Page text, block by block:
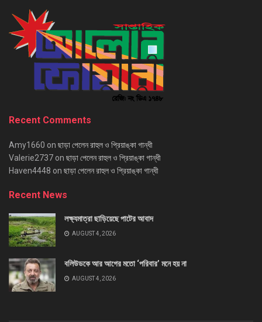
Recent Comments
Amy1660 on ছাড়া পেলেন রাহুল ও প্রিয়াঙ্কা গান্ধী
Valerie2737 on ছাড়া পেলেন রাহুল ও প্রিয়াঙ্কা গান্ধী
Haven4448 on ছাড়া পেলেন রাহুল ও প্রিয়াঙ্কা গান্ধী
Recent News
লক্ষ্যমাত্রা ছাড়িয়েছে পাটের আবাদ
AUGUST 4, 2026
বলিউডকে আর আগের মতো ‘পরিবার’ মনে হয় না
AUGUST 4, 2026